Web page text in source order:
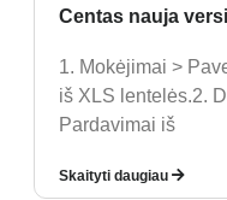
Centas nauja
1. Mokėjimai >
iš XLS lentelės.2.
Pardavimai iš
Skaityti daugiau